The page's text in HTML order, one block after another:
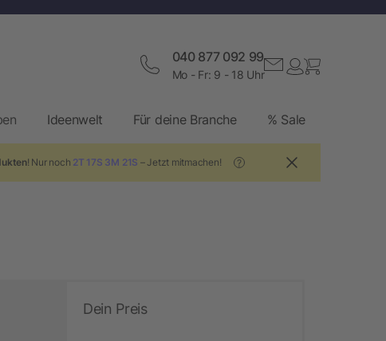
040 877 092 99
Mo - Fr: 9 - 18 Uhr
Ideenwelt Für deine Branche % Sale
! Nur noch 2T 17S 3M 20S – Jetzt mitmachen! ?
Dein Preis